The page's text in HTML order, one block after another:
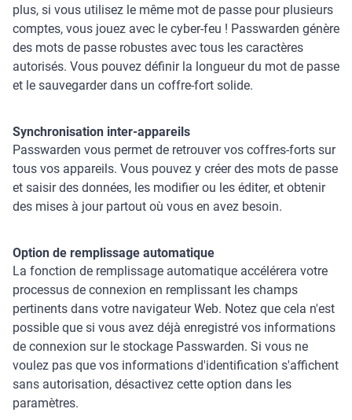
plus, si vous utilisez le même mot de passe pour plusieurs
comptes, vous jouez avec le cyber-feu ! Passwarden génère
des mots de passe robustes avec tous les caractères
autorisés. Vous pouvez définir la longueur du mot de passe
et le sauvegarder dans un coffre-fort solide.
Synchronisation inter-appareils
Passwarden vous permet de retrouver vos coffres-forts sur
tous vos appareils. Vous pouvez y créer des mots de passe
et saisir des données, les modifier ou les éditer, et obtenir
des mises à jour partout où vous en avez besoin.
Option de remplissage automatique
La fonction de remplissage automatique accélérera votre
processus de connexion en remplissant les champs
pertinents dans votre navigateur Web. Notez que cela n'est
possible que si vous avez déjà enregistré vos informations
de connexion sur le stockage Passwarden. Si vous ne
voulez pas que vos informations d'identification s'affichent
sans autorisation, désactivez cette option dans les
paramètres.